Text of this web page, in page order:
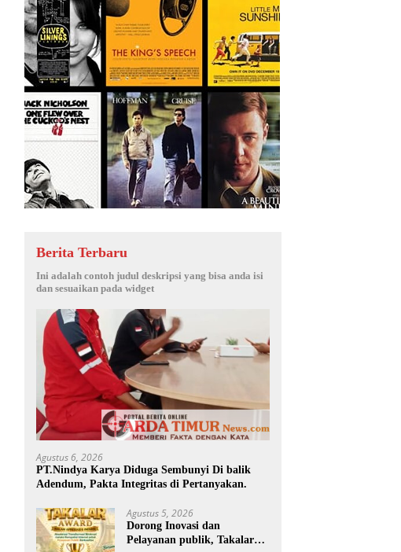
Berita Terbaru
Ini adalah contoh judul deskripsi yang bisa anda isi
dan sesuaikan pada widget
Agustus 6, 2026
PT.Nindya Karya Diduga Sembunyi Di balik
Adendum, Pakta Integritas di Pertanyakan.
Agustus 5, 2026
Dorong Inovasi dan
Pelayanan publik, Takalar